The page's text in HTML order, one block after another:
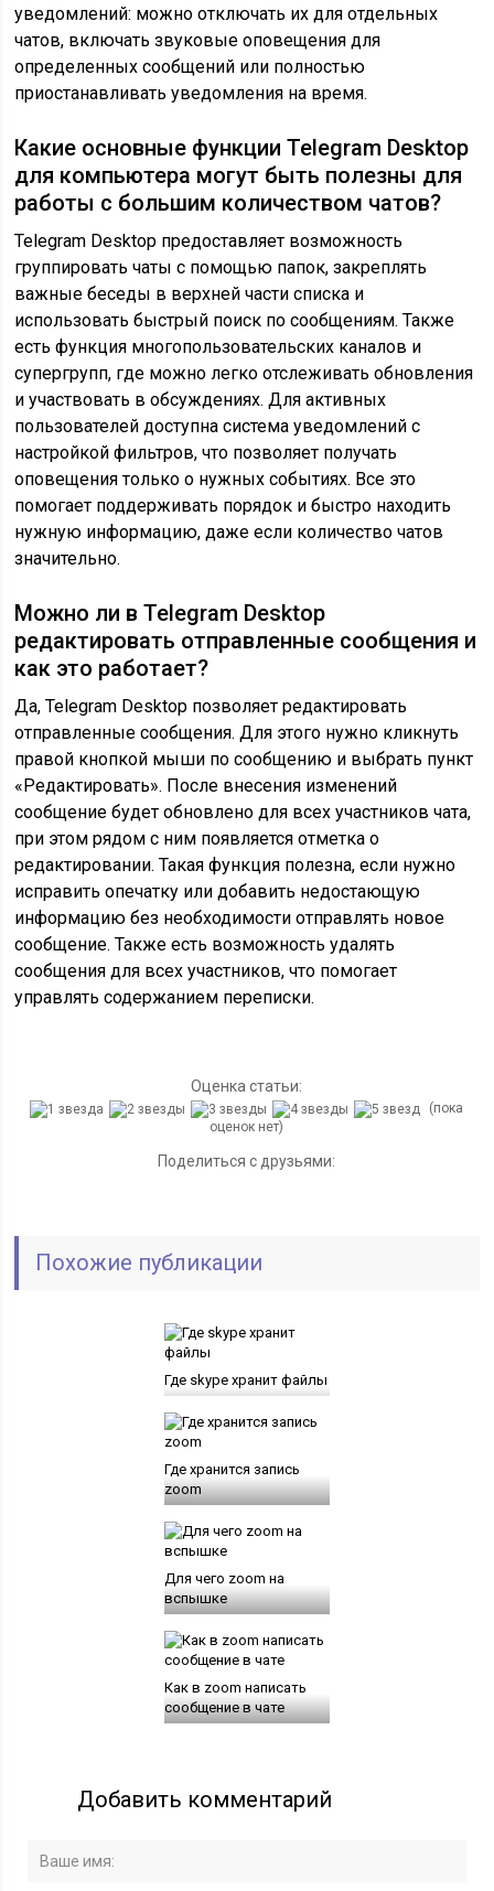
уведомлений: можно отключать их для отдельных
чатов, включать звуковые оповещения для
определенных сообщений или полностью
приостанавливать уведомления на время.
Какие основные функции Telegram Desktop
для компьютера могут быть полезны для
работы с большим количеством чатов?
Telegram Desktop предоставляет возможность
группировать чаты с помощью папок, закреплять
важные беседы в верхней части списка и
использовать быстрый поиск по сообщениям. Также
есть функция многопользовательских каналов и
супергрупп, где можно легко отслеживать обновления
и участвовать в обсуждениях. Для активных
пользователей доступна система уведомлений с
настройкой фильтров, что позволяет получать
оповещения только о нужных событиях. Все это
помогает поддерживать порядок и быстро находить
нужную информацию, даже если количество чатов
значительно.
Можно ли в Telegram Desktop
редактировать отправленные сообщения и
как это работает?
Да, Telegram Desktop позволяет редактировать
отправленные сообщения. Для этого нужно кликнуть
правой кнопкой мыши по сообщению и выбрать пункт
«Редактировать». После внесения изменений
сообщение будет обновлено для всех участников чата,
при этом рядом с ним появляется отметка о
редактировании. Такая функция полезна, если нужно
исправить опечатку или добавить недостающую
информацию без необходимости отправлять новое
сообщение. Также есть возможность удалять
сообщения для всех участников, что помогает
управлять содержанием переписки.
Оценка статьи:
(пока
оценок нет)
Поделиться с друзьями:
Похожие публикации
Где skype хранит файлы
Где хранится запись
zoom
Для чего zoom на
вспышке
Как в zoom написать
сообщение в чате
Добавить комментарий